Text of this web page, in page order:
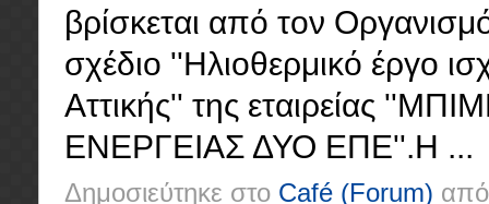
βρίσκεται από τον
σχέδιο ''Ηλιοθερμικό έργο
Αττικής'' της εταιρείας
ΕΝΕΡΓΕΙΑΣ ΔΥΟ ΕΠΕ''.Η ...
Δημοσιεύτηκε στο Café (Forum)